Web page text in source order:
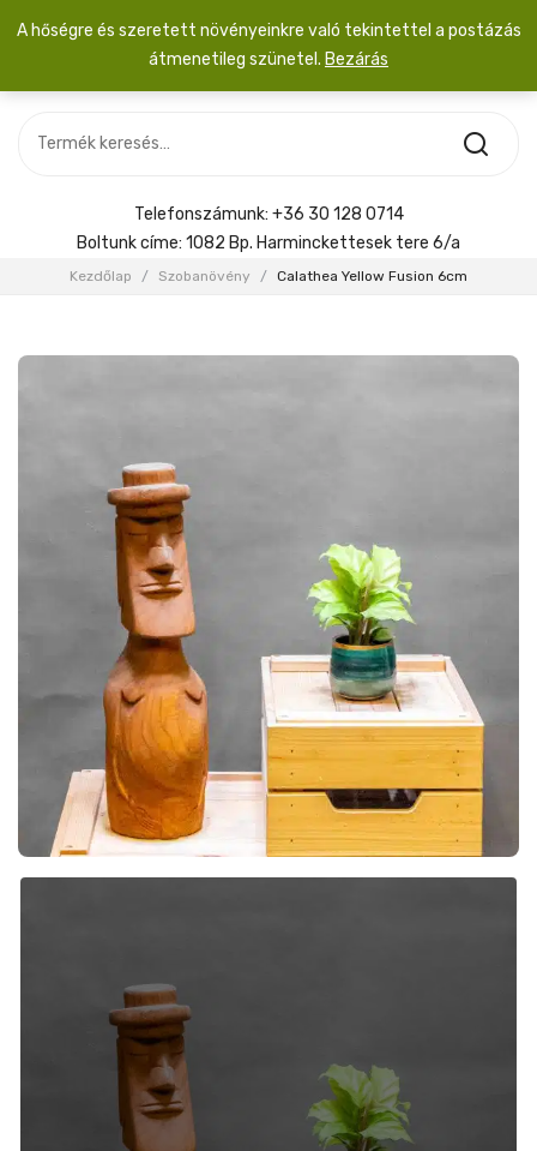
SZOBANÖVÉNY
KIEGÉSZÍTŐK
Menyasszonyi csokor
Telefonszámunk: +36 30 128 0714
Boltunk címe: 1082 Bp. Harminckettesek tere 6/a
Kezdőlap / Szobanövény / Calathea Yellow Fusion 6cm
A hőségre és szeretett növényeinkre való tekintettel a postázás
átmenetileg szünetel. Bezárás